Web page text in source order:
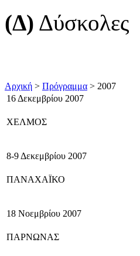
(Δ) Δύσκολες
Αρχική > Πρόγραμμα > 2007
16 Δεκεμβρίου 2007
ΧΕΛΜΟΣ
8-9 Δεκεμβρίου 2007
ΠΑΝΑΧΑΪΚΟ
18 Νοεμβρίου 2007
ΠΑΡΝΩΝΑΣ